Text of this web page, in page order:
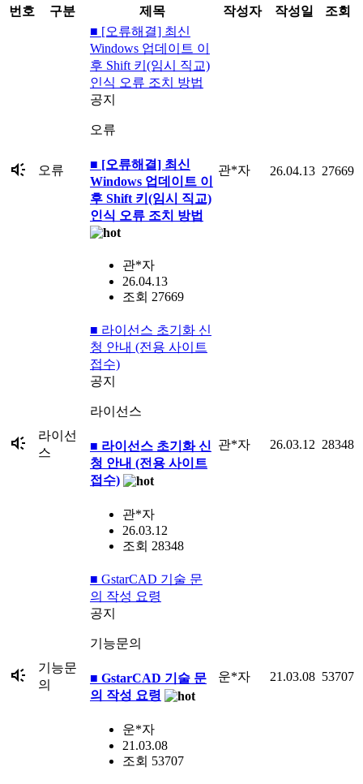
번호
구분 제목 작성자 작성일 조회
brand_awareness 오류
■ [오류해결] 최신
Windows 업데이트 이
후 Shift 키(임시 직교)
인식 오류 조치 방법
공지
오류
■ [오류해결] 최신
Windows 업데이트 이
후 Shift 키(임시 직교)
인식 오류 조치 방법
관*자
26.04.13
조회 27669
관*자 26.04.13 27669
brand_awareness
라이선
스
■ 라이선스 초기화 신
청 안내 (전용 사이트
접수)
공지
라이선스
■ 라이선스 초기화 신
청 안내 (전용 사이트
접수)
관*자
26.03.12
조회 28348
관*자 26.03.12 28348
brand_awareness
기능문
의
■ GstarCAD 기술 문
의 작성 요령
공지
기능문의
■ GstarCAD 기술 문
의 작성 요령
운*자
21.03.08
조회 53707
운*자 21.03.08 53707